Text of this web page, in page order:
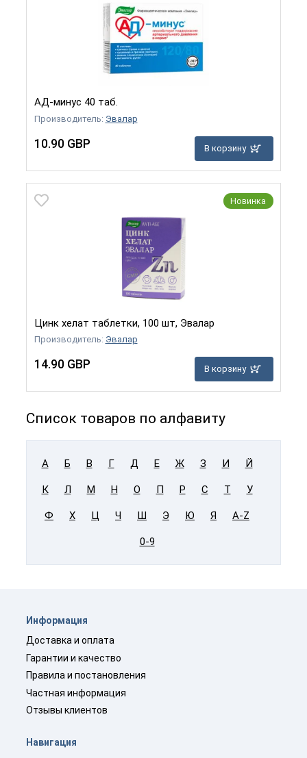
АД-минус 40 таб.
Производитель: Эвалар
10.90 GBP В корзину
Новинка
Цинк хелат таблетки, 100 шт, Эвалар
Производитель: Эвалар
14.90 GBP В корзину
Список товаров по алфавиту
А Б В Г Д Е Ж З И Й
К Л М Н О П Р С Т У
Ф Х Ц Ч Ш Э Ю Я A-Z
0-9
Информация
Доставка и оплата
Гарантии и качество
Правила и постановления
Частная информация
Отзывы клиентов
Навигация